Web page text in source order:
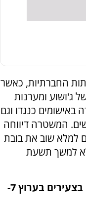
החברתיות, כאשר
ג'ושוע ומערנות
באישומים כנגדו וגם
המשטרה דיווחה
למלא שוב את בובת
למשך תשעת
רוצים עוד? כתבות חדשות כל יום בצעירים בערוץ 7-